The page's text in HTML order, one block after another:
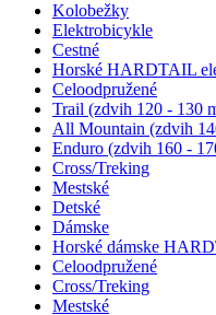
Kolobežky
Elektrobicykle
Cestné
Horské HARDTAIL
Celoodpružené
Trail (zdvih 120 - 130
All Mountain (zdvih
Enduro (zdvih 160 -
Cross/Treking
Mestské
Detské
Dámske
Horské dámske
Celoodpružené
Cross/Treking
Mestské